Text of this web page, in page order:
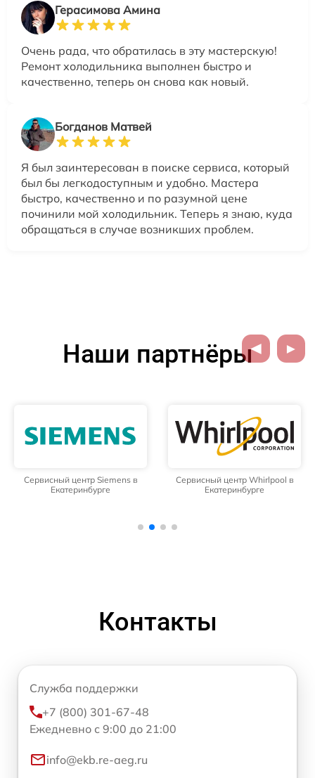
Герасимова Амина
Очень рада, что обратилась в эту мастерскую!
Ремонт холодильника выполнен быстро и
качественно, теперь он снова как новый.
Богданов Матвей
Я был заинтересован в поиске сервиса, который
был бы легкодоступным и удобно. Мастера
быстро, качественно и по разумной цене
починили мой холодильник. Теперь я знаю, куда
обращаться в случае возникших проблем.
Наши партнёры
Сервисный центр Siemens в
Екатеринбурге
Сервисный центр Whirlpool в
Екатеринбурге
Контакты
Служба поддержки
+7 (800) 301-67-48
Ежедневно с 9:00 до 21:00
info@ekb.re-aeg.ru